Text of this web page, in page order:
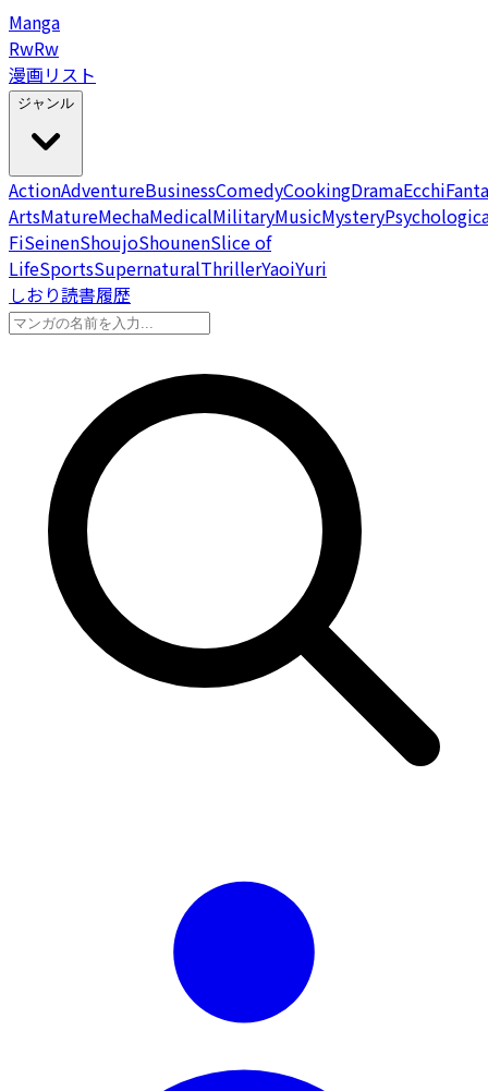
Manga
RwRw
漫画リスト
ジャンル
ActionAdventureBusinessComedyCookingDramaEcchi
ArtsMatureMechaMedicalMilitaryMusicMystery
FiSeinenShoujoShounenSlice of
LifeSportsSupernaturalThrillerYaoiYuri
しおり読書履歴